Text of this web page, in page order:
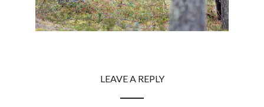
LEAVE A REPLY